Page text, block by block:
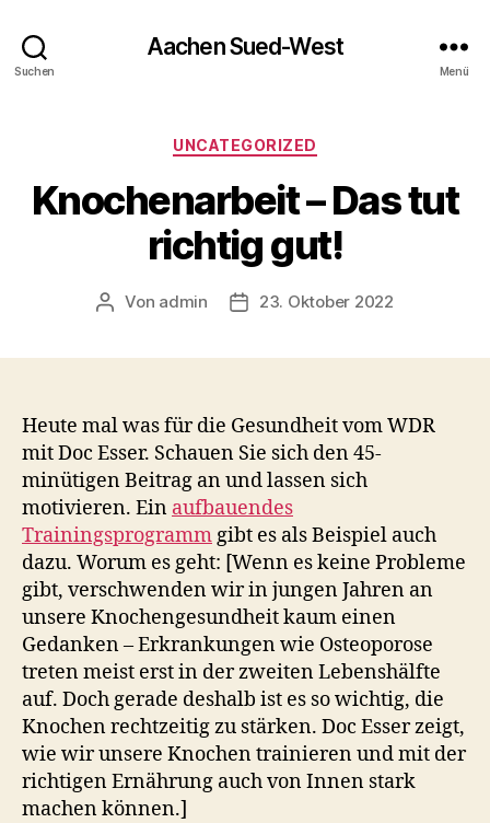
Suchen
Aachen Sued-West
Menü
Kategorien
UNCATEGORIZED
Knochenarbeit – Das tut
richtig gut!
Beitragsautor
Von admin Veröffentlichungsdatum
23. Oktober 2022
Heute mal was für die Gesundheit vom WDR
mit Doc Esser. Schauen Sie sich den 45-
minütigen Beitrag an und lassen sich
motivieren. Ein aufbauendes
Trainingsprogramm gibt es als Beispiel auch
dazu. Worum es geht: [Wenn es keine Probleme
gibt, verschwenden wir in jungen Jahren an
unsere Knochengesundheit kaum einen
Gedanken – Erkrankungen wie Osteoporose
treten meist erst in der zweiten Lebenshälfte
auf. Doch gerade deshalb ist es so wichtig, die
Knochen rechtzeitig zu stärken. Doc Esser zeigt,
wie wir unsere Knochen trainieren und mit der
richtigen Ernährung auch von Innen stark
machen können.]